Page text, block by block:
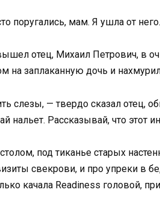
поругались, мам. Я ушла от него.
отец, Михаил Петрович, в
на заплаканную дочь и
слезы, — твердо сказал отец,
нальет. Рассказывай, что этот
под тиканье старых
свекрови, и про упреки в
качала Readiness головой,